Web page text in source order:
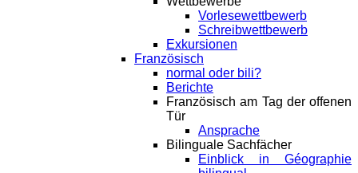
Vorlesewettbewerb
Schreibwettbewerb
Exkursionen
Französisch
normal oder bili?
Berichte
Französisch am Tag der offenen
Tür
Ansprache
Bilinguale Sachfächer
Einblick in Géographie